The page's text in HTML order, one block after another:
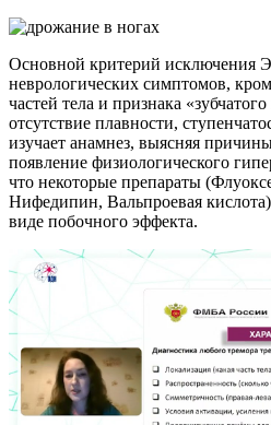
Основной критерий исключения
неврологических симптомов,
частей тела и признака
отсутствие плавности,
изучает анамнез, выясняя
появление физиологического
что некоторые препараты
Нифедипин, Вальпроевая
виде побочного эффекта.